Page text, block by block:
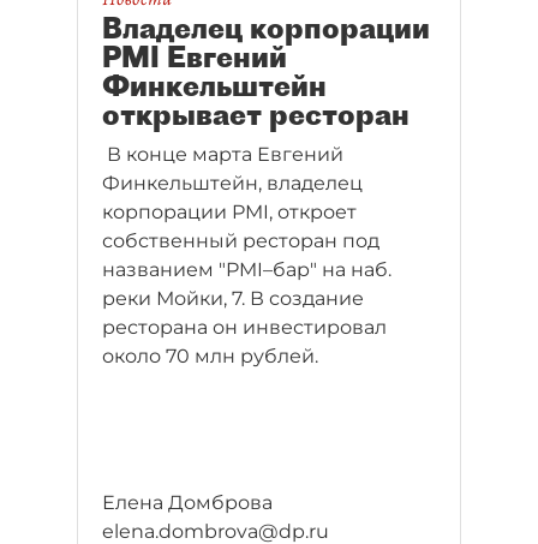
Владелец корпорации
PMI Евгений
Финкельштейн
открывает ресторан
В конце марта Евгений
Финкельштейн, владелец
корпорации PMI, откроет
собственный ресторан под
названием "PMI–бар" на наб.
реки Мойки, 7. В создание
ресторана он инвестировал
около 70 млн рублей.
Елена Домброва
elena.dombrova@dp.ru